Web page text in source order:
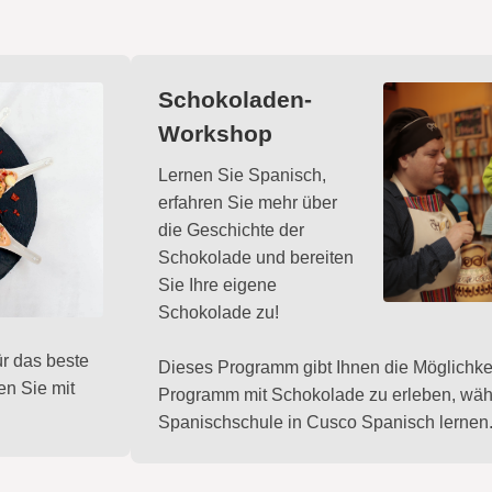
das beste
Sie mit
Schokoladen-
Workshop
Lernen Sie Spanisch,
erfahren Sie mehr über
die Geschichte der
Schokolade und bereiten
Sie Ihre eigene
Schokolade zu!
Dieses Programm gibt Ihnen die
Programm mit Schokolade zu erleben,
Spanischschule in Cusco Spanisch lernen.